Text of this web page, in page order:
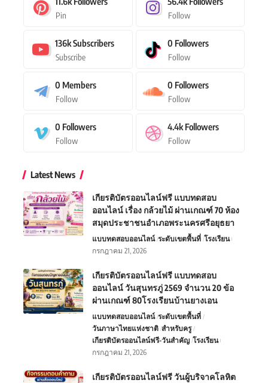
Pin Follow
136kSubscribers
Subscribe
0 Followers
Follow
0 Members
Follow
0 Followers
Follow
0 Followers
Follow
4.4k Followers
Follow
Latest News
เกียรติบัตรออนไลน์ฟรี แบบทดสอบ
ออนไลน์ เรื่อง กล้วยไม้ ผ่านเกณฑ์ 70 ห้อง
สมุดประชาชนอำเภอพระนครศรีอยุธยา
แบบทดสอบออนไลน์ ระดับเขตพื้นที่ โรงเรียน
กรกฎาคม 21, 2026
เกียรติบัตรออนไลน์ฟรี แบบทดสอบ
ออนไลน์ วันสุนทรภู่ 2569 จำนวน 20 ข้อ
ผ่านเกณฑ์ 80โรงเรียนบ้านยางเอน
แบบทดสอบออนไลน์ ระดับเขตพื้นที่
วันภาษาไทยแห่งชาติ สำหรับครู
เกียรติบัตรออนไลน์ฟรี-วันสำคัญ โรงเรียน
กรกฎาคม 21, 2026
เกียรติบัตรออนไลน์ฟรี วันผู้บริจาคโลหิต